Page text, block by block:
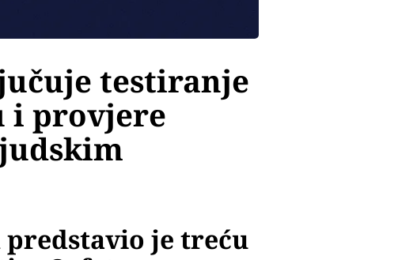
testiranje
i provjere
predstavio je treću